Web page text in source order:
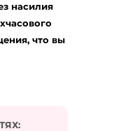
насилия
что вы